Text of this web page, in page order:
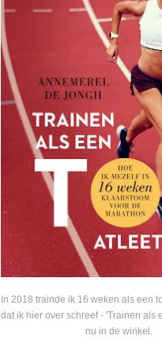
In 2018 trainde ik 16 weken als een
dat ik hier over schreef - 'Trainen als
nu in de winkel.